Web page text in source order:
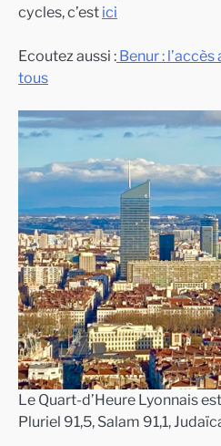
cycles, c’est ici
Ecoutez aussi : Benur :
tous
Le Quart-d’Heure Lyonnais
Pluriel 91,5, Salam 91,1,